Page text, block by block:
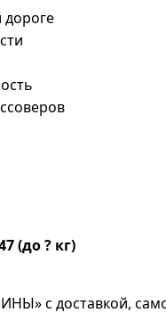
(до ? кг)
с доставкой,